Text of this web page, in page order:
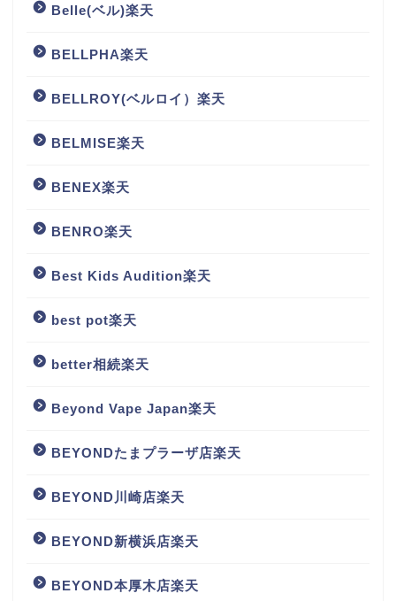
Belle(ベル)楽天
BELLPHA楽天
BELLROY(ベルロイ）楽天
BELMISE楽天
BENEX楽天
BENRO楽天
Best Kids Audition楽天
best pot楽天
better相続楽天
Beyond Vape Japan楽天
BEYONDたまプラーザ店楽天
BEYOND川崎店楽天
BEYOND新横浜店楽天
BEYOND本厚木店楽天